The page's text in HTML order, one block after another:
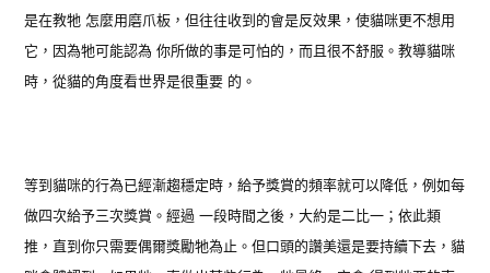
是在教牠 怎麼用磨爪板，但往往收到的會是反效果，使貓咪更不想用
它，因為牠可能認為 你所做的事是可怕的，而且很不舒服。教導貓咪
時，從貓的角度看世界是很重要 的。
等到貓咪的行為已經漸趨穩定時，給予獎賞的頻率就可以降低，例如每
做四次給予三次獎賞。經過 一段時間之後，大約是二比一；依此類
推，直到你只需要偶爾獎勵牠為止。但口頭的讚美還是要持續下去，貓